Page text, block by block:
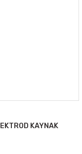
KAYNAK